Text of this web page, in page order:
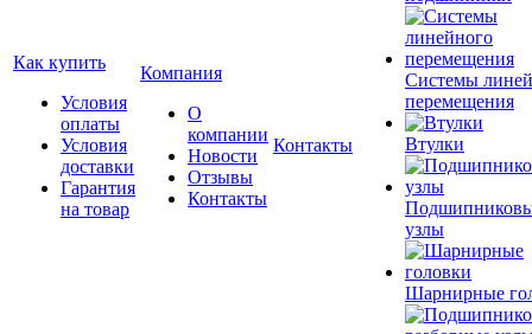
Как купить
Условия
оплаты
Условия
доставки
Гарантия
на товар
Компания
О
компании
Новости
Отзывы
Контакты
Контакты
Системы
перемещения
Втулки
узлы
Шарнирные